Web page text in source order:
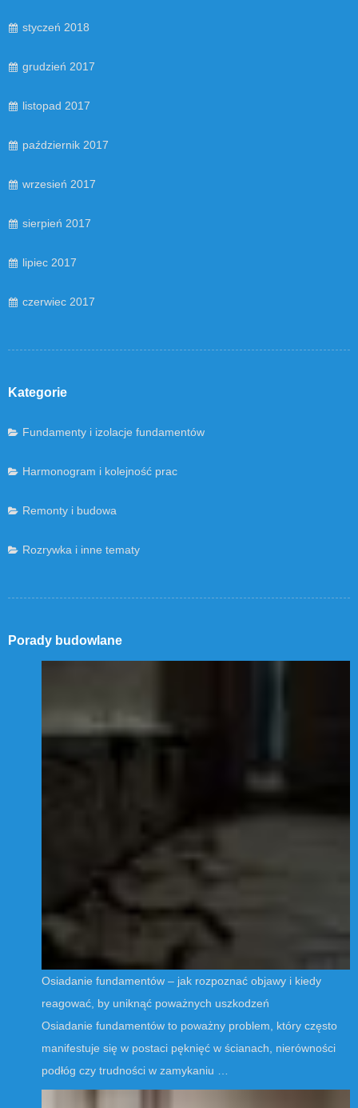
styczeń 2018
grudzień 2017
listopad 2017
październik 2017
wrzesień 2017
sierpień 2017
lipiec 2017
czerwiec 2017
Kategorie
Fundamenty i izolacje fundamentów
Harmonogram i kolejność prac
Remonty i budowa
Rozrywka i inne tematy
Porady budowlane
Osiadanie fundamentów – jak rozpoznać objawy i kiedy
reagować, by uniknąć poważnych uszkodzeń
Osiadanie fundamentów to poważny problem, który często
manifestuje się w postaci pęknięć w ścianach, nierówności
podłóg czy trudności w zamykaniu …